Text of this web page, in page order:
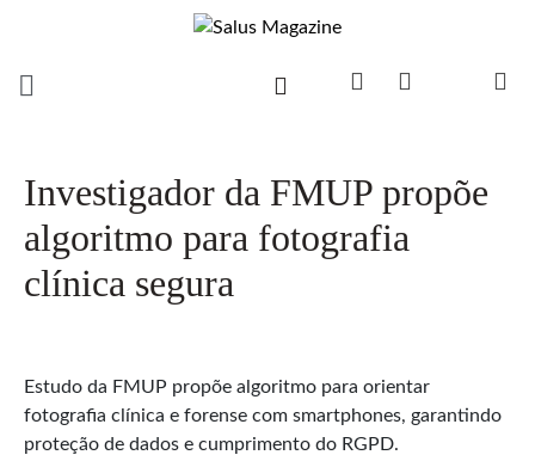
Investigador da FMUP propõe
algoritmo para fotografia
clínica segura
Estudo da FMUP propõe algoritmo para orientar
fotografia clínica e forense com smartphones, garantindo
proteção de dados e cumprimento do RGPD.